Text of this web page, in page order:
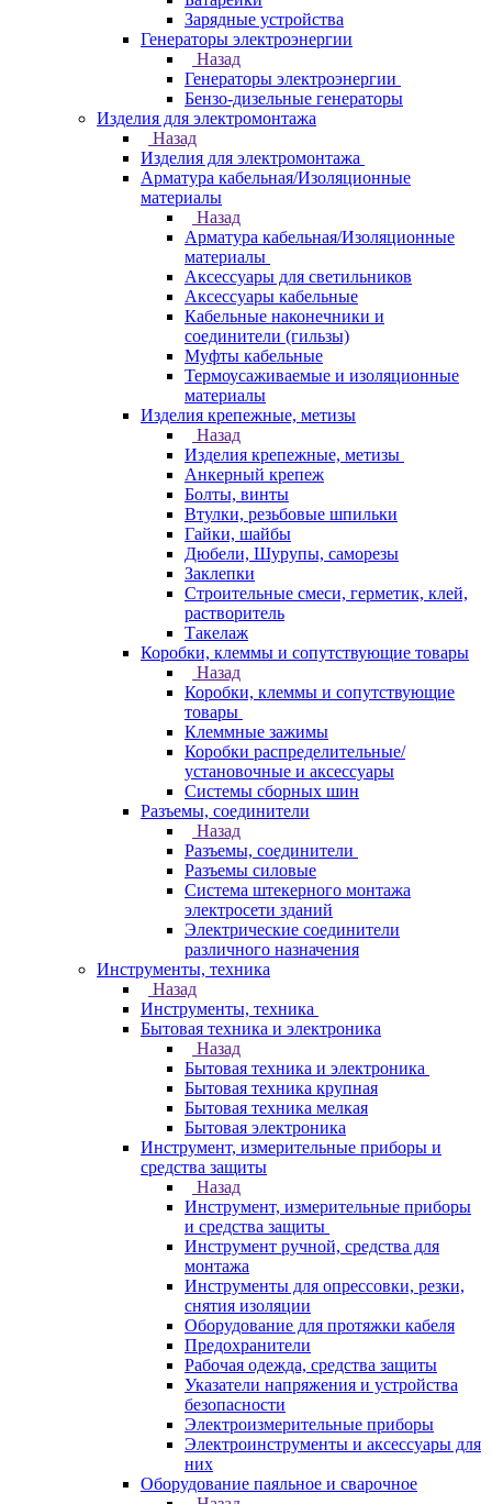
Зарядные устройства
Генераторы электроэнергии
Назад
Генераторы электроэнергии
Бензо-дизельные генераторы
Изделия для электромонтажа
Назад
Изделия для электромонтажа
Арматура кабельная/Изоляционные
материалы
Назад
Арматура кабельная/Изоляционные
материалы
Аксессуары для светильников
Аксессуары кабельные
Кабельные наконечники и
соединители (гильзы)
Муфты кабельные
Термоусаживаемые и изоляционные
материалы
Изделия крепежные, метизы
Назад
Изделия крепежные, метизы
Анкерный крепеж
Болты, винты
Втулки, резьбовые шпильки
Гайки, шайбы
Дюбели, Шурупы, саморезы
Заклепки
Строительные смеси, герметик, клей,
растворитель
Такелаж
Коробки, клеммы и сопутствующие товары
Назад
Коробки, клеммы и сопутствующие
товары
Клеммные зажимы
Коробки распределительные/
установочные и аксессуары
Системы сборных шин
Разъемы, соединители
Назад
Разъемы, соединители
Разъемы силовые
Система штекерного монтажа
электросети зданий
Электрические соединители
различного назначения
Инструменты, техника
Назад
Инструменты, техника
Бытовая техника и электроника
Назад
Бытовая техника и электроника
Бытовая техника крупная
Бытовая техника мелкая
Бытовая электроника
Инструмент, измерительные приборы и
средства защиты
Назад
Инструмент, измерительные приборы
и средства защиты
Инструмент ручной, средства для
монтажа
Инструменты для опрессовки, резки,
снятия изоляции
Оборудование для протяжки кабеля
Предохранители
Рабочая одежда, средства защиты
Указатели напряжения и устройства
безопасности
Электроизмерительные приборы
Электроинструменты и аксессуары для
них
Оборудование паяльное и сварочное